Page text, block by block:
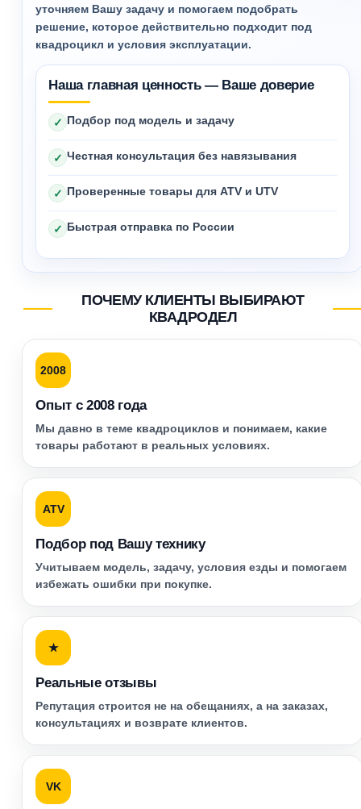
уточняем Вашу задачу и помогаем подобрать
решение, которое действительно подходит под
квадроцикл и условия эксплуатации.
Наша главная ценность — Ваше доверие
✓ Подбор под модель и задачу
✓ Честная консультация без навязывания
✓ Проверенные товары для ATV и UTV
✓ Быстрая отправка по России
ПОЧЕМУ КЛИЕНТЫ ВЫБИРАЮТ
КВАДРОДЕЛ
2008
Опыт с 2008 года
Мы давно в теме квадроциклов и понимаем, какие
товары работают в реальных условиях.
ATV
Подбор под Вашу технику
Учитываем модель, задачу, условия езды и помогаем
избежать ошибки при покупке.
★
Реальные отзывы
Репутация строится не на обещаниях, а на заказах,
консультациях и возврате клиентов.
VK